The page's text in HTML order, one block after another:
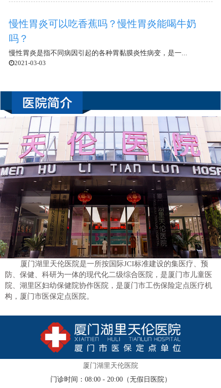
慢性胃炎可以吃香蕉吗？慢性胃炎能喝牛奶
吗？
慢性胃炎是指不同病因引起的各种胃黏膜炎性病变，是一...
2021-03-03
厦门湖里天伦医院是一所按国际JCI标准建设的集医疗、预
防、保健、科研为一体的现代化二级综合医院，是厦门市儿童医
院、湖里区妇幼保健院协作医院，是厦门市工伤保险定点医疗机
构，厦门市医保定点医院。
厦门湖里天伦医院
门诊时间：08:00 - 20:00（无假日医院）